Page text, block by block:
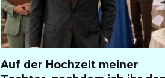
Auf der Hochzeit meiner